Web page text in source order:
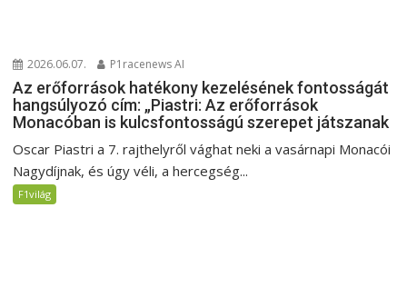
2026.06.07. P1racenews AI
Az erőforrások hatékony kezelésének fontosságát
hangsúlyozó cím: „Piastri: Az erőforrások
Monacóban is kulcsfontosságú szerepet játszanak
Oscar Piastri a 7. rajthelyről vághat neki a vasárnapi Monacói
Nagydíjnak, és úgy véli, a hercegség...
F1világ